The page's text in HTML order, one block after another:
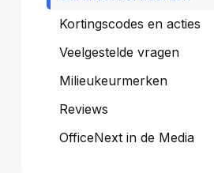
Kortingscodes en acties
Veelgestelde vragen
Milieukeurmerken
Reviews
OfficeNext in de Media